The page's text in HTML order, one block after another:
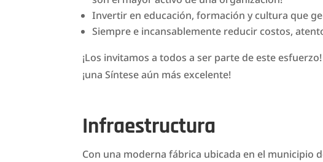
Invertir en educación, formación y cultura que
Siempre e incansablemente reducir costos,
¡Los invitamos a todos a ser parte de este
¡una Síntese aún más excelente!
Infraestructura
Con una moderna fábrica ubicada en el municipio